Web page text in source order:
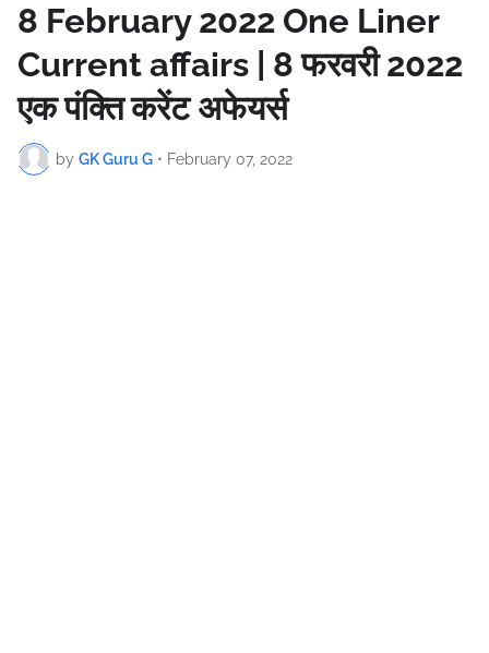
8 February 2022 One Liner
Current affairs | 8 फरवरी 2022
एक पंक्ति करेंट अफेयर्स
by GK Guru G • February 07, 2022